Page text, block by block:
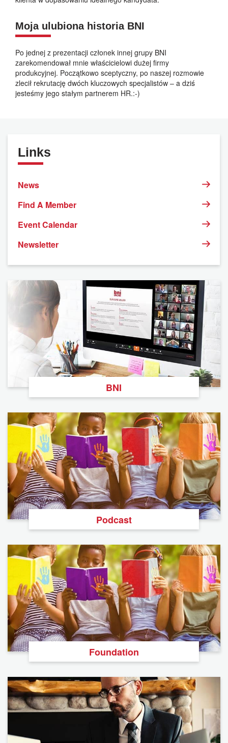
Moja ulubiona historia BNI
Po jednej z prezentacji członek innej grupy BNI
zarekomendował mnie właścicielowi dużej firmy
produkcyjnej. Początkowo sceptyczny, po naszej rozmowie
zlecił rekrutację dwóch kluczowych specjalistów – a dziś
jesteśmy jego stałym partnerem HR.:-)
Links
News
Find A Member
Event Calendar
Newsletter
BNI
Podcast
Foundation